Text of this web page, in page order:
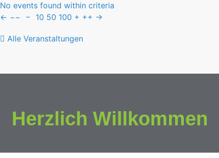
No events found within criteria
← −− − 10 50 100 + ++ →
Alle Veranstaltungen
Herzlich Willkommen